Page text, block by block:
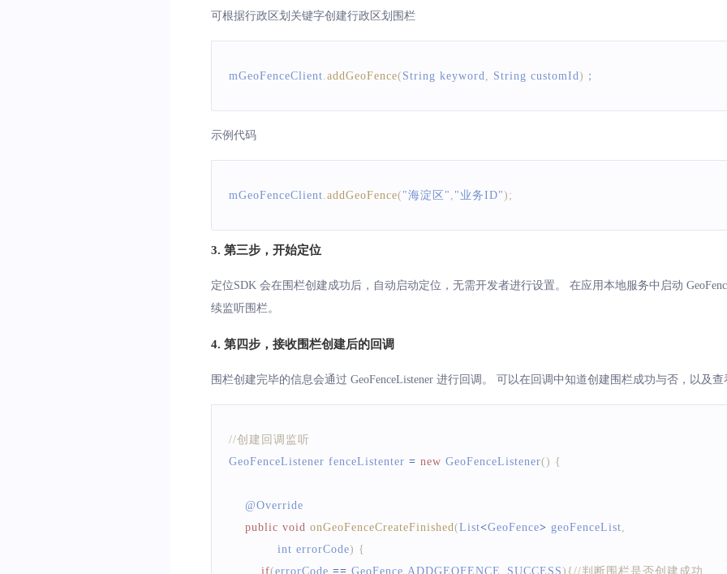
可根据行政区划关键字创建行政区划围栏
mGeoFenceClient addGeoFence( String keyword String customId) ；
示例代码
mGeoFenceClient addGeoFence( "海淀区" "业务ID") ;
3. 第三步，开始定位
定位SDK 会在围栏创建成功后，自动启动定位，无需开发者进行设置。 在应用本地服务中启动
续监听围栏。
4. 第四步，接收围栏创建后的回调
围栏创建完毕的信息会通过 GeoFenceListener 进行回调。 可以在回调中知道创建围栏成功与否，以及查
//创建回调监听
GeoFenceListener fenceListenter = new GeoFenceListener() {
    @
Override
public void onGeoFenceCreateFinished(List<GeoFence> geoFenceList
            int errorCode
) {
if(errorCode == GeoFence ADDGEOFENCE_SUCCESS) { //判断围栏是否创建成功